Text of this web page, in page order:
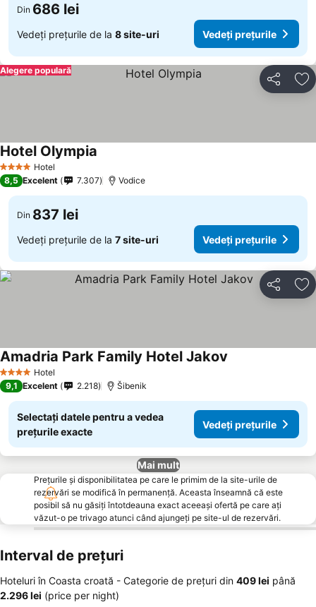
Din 686 lei
Vedeți prețurile de la 8 site-uri Vedeți prețurile
Distribuiți
Alegere populară
4 Stele Hotel
Hotel Olympia
8,5 Excelent 7.307 Vodice
Din 837 lei
Vedeți prețurile de la 7 site-uri Vedeți prețurile
Distribuiți
4 Stele Hotel
Amadria Park Family Hotel Jakov
9,1 Excelent 2.218 Šibenik
Selectați datele pentru a vedea
prețurile exacte
Vedeți prețurile
Mai mult
Prețurile și disponibilitatea pe care le primim de la site-urile de
rezervări se modifică în permanență. Aceasta înseamnă că este
posibil să nu găsiți întotdeauna exact aceeași ofertă pe care ați
văzut-o pe trivago atunci când ajungeți pe site-ul de rezervări.
Interval de prețuri
Hoteluri în Coasta croată - Categorie de preţuri din ‎409 lei până
‎2.296 lei (price per night)